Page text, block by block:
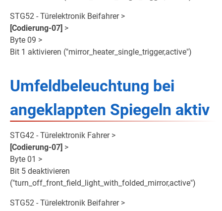
STG52 - Türelektronik Beifahrer >
[Codierung-07] >
Byte 09 >
Bit 1 aktivieren ("mirror_heater_single_trigger,active")
Umfeldbeleuchtung bei
angeklappten Spiegeln aktiv
STG42 - Türelektronik Fahrer >
[Codierung-07] >
Byte 01 >
Bit 5 deaktivieren
("turn_off_front_field_light_with_folded_mirror,active")
STG52 - Türelektronik Beifahrer >